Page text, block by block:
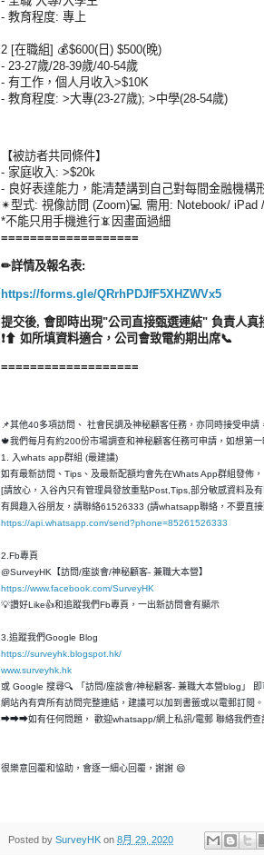
- 教育程度: 專上
2 [在職組] 💰$600(日) $500(晚)
- 23-27歲/28-39歲/40-54歲
- 有工作，個人月收入>$10K
- 教育程度: >大專(23-27歲); >中學(28-54歲)
【被訪者共同條件】
- 家庭收入: >$20k
- 良好表達能力，能清楚講到自己對每間金融機構
✴型式: 視像訪問 (Zoom)💻 需用: Notebook/ iPad
*不能只用手機進行📵因畫面過細
===================
✏詳情及報名表:
https://forms.gle/QRrhPDJfF5XHZWVx5
提交後, 會即時出現"公司直接甄選連結" 負責人真
❗⬆ 如所填資料適合，公司會致電約期出席📞
===================
📌其他40多項訪問、 社會民調及神秘顧客任務，亦同時接受申請，
🍁我們每月有約200份市場調查和神秘顧客任務可申請，如想第
1. 入whats app群組 (最建議)
如有最新訪問、Tips、及最新配額均會先在Whats App群組發佈，
[請放心，入谷內只有管理員發放重點Post,Tips,部分敏感資料及
有興趣入谷朋友，請聯絡61526333 (請whatsapp聯絡，不要直接
https://api.whatsapp.com/send?phone=85261526333
2.Fb專頁
@SurveyHK【訪問/座談會/神秘顧客- 兼職大本營】
https://www.facebook.com/SurveyHK
💡讚好Like👍和追蹤我們Fb專頁，一出新訪問會有顯示
3.追蹤我們Google Blog
https://surveyhk.blogspot.hk/
www.surveyhk.hk
或 Google 搜尋🔍 「訪問/座談會/神秘顧客- 兼職大本營blog」 即
網站內有齊所有訪問完整連結，建議可以加到書籤或以電郵訂閱。
➡➡➡如有任何問題， 歡迎whatsapp/網上私訊/電郵 聯絡我們查
很樂意回覆和恊助，會逐一細心回覆，謝謝 😄
Posted by SurveyHK on 8月 29, 2020